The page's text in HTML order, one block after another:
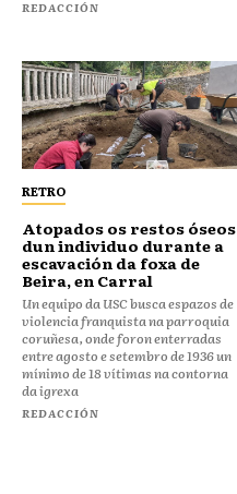
REDACCIÓN
RETRO
Atopados os restos óseos
dun individuo durante a
escavación da foxa de
Beira, en Carral
Un equipo da USC busca espazos de
violencia franquista na parroquia
coruñesa, onde foron enterradas
entre agosto e setembro de 1936 un
mínimo de 18 vítimas na contorna
da igrexa
REDACCIÓN